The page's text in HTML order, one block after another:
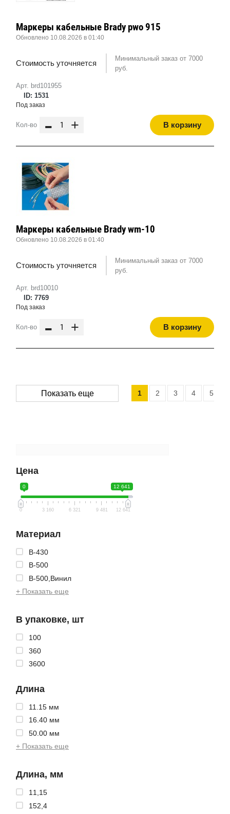
Цена
0 12 641
0 3 160 6 321 9 481 12 641
Материал
B-430
B-500
B-500,Винил
+ Показать еще
В упаковке, шт
100
360
3600
Длина
11.15 мм
16.40 мм
50.00 мм
+ Показать еще
Длина, мм
11,15
152,4
Арт. brd101955
ID: 1531
Маркеры кабельные Brady pwo 915
Обновлено 10.08.2026 в 01:40
Стоимость уточняется
Минимальный заказ от 7000
руб.
Под заказ
Кол-во - + В корзину
Арт. brd10010
ID: 7769
Маркеры кабельные Brady wm-10
Обновлено 10.08.2026 в 01:40
Стоимость уточняется
Минимальный заказ от 7000
руб.
Под заказ
Кол-во - + В корзину
Показать еще 1 2 3 4 5